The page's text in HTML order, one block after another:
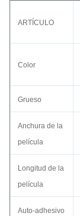
ARTÍCULO
Color
Grueso
Anchura de la
película
Longitud de la
película
Auto-adhesivo